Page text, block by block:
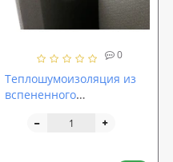
0
Теплошумоизоляция из
вспененного